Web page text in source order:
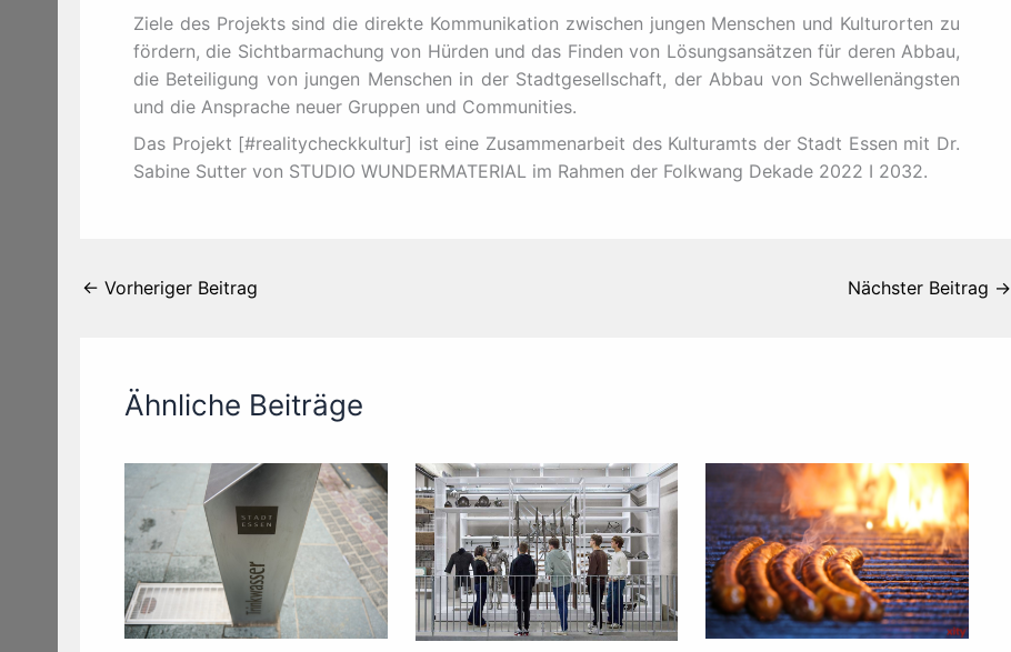
Ziele des Projekts sind die direkte Kommunikation zwischen jungen Menschen und Kulturorten zu
fördern, die Sichtbarmachung von Hürden und das Finden von Lösungsansätzen für deren Abbau,
die Beteiligung von jungen Menschen in der Stadtgesellschaft, der Abbau von Schwellenängsten
und die Ansprache neuer Gruppen und Communities.
Das Projekt [#realitycheckkultur] ist eine Zusammenarbeit des Kulturamts der Stadt Essen mit Dr.
Sabine Sutter von STUDIO WUNDERMATERIAL im Rahmen der Folkwang Dekade 2022 I 2032.
← Vorheriger Beitrag Nächster Beitrag →
Ähnliche Beiträge